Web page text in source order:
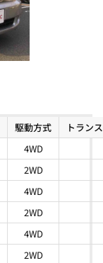
駆動方式
トラン
4WD
2WD
4WD
2WD
4WD
2WD